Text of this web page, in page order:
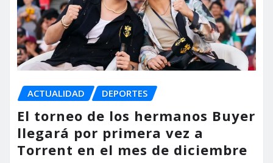
ACTUALIDAD DEPORTES
El torneo de los hermanos Buyer
llegará por primera vez a
Torrent en el mes de diciembre